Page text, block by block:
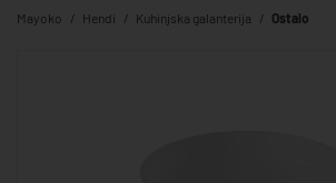
Mayoko Hendi Kuhinjska galanterija Ostalo